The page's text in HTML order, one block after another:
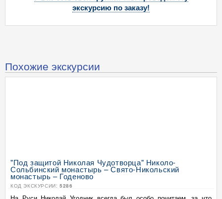
экскурсию по заказу!
Похожие экскурсии
"Под защитой Николая Чудотворца" Николо-
Сольбинский монастырь – Свято-Никольский
монастырь – Годеново
КОД ЭКСКУРСИИ: 5286